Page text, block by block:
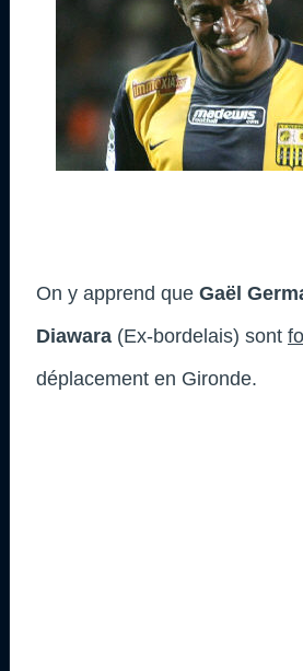
On y apprend que Gaël
Diawara (Ex-bordelais) sont
déplacement en Gironde.